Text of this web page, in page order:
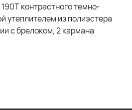
контрастного темно-
утеплителем из полиэстера
с брелоком, 2 кармана